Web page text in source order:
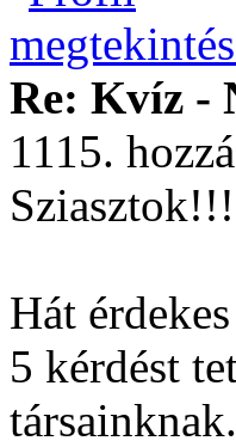
Re: Kvíz -
1115.
Sziasztok!!!
Hát
5 kérdést
társainknak.